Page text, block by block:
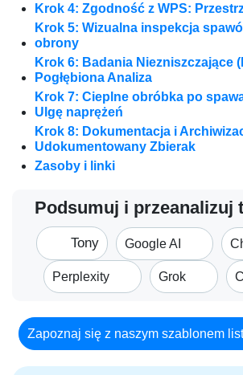
Krok 4: Zgodność z WPS:
Krok 5: Wizualna inspekcja
obrony
Krok 6: Badania Niezniszczające
Pogłębiona Analiza
Krok 7: Cieplne obróbka po
Ulgę naprężeń
Krok 8: Dokumentacja i
Udokumentowany Zbierak
Zasoby i linki
Podsumuj i przeanalizuj
Tony Google AI
Perplexity Grok
Zapoznaj się z naszym szablonem